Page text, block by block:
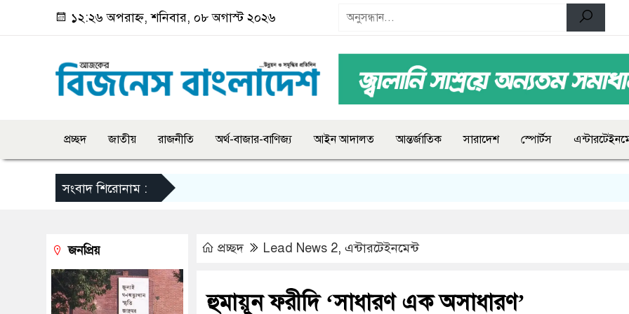
১২:২৬ অপরাহ্ন, শনিবার, ০৮ অগাস্ট ২০২৬
প্রচ্ছদ জাতীয় রাজনীতি অর্থ-বাজার-বাণিজ্য আইন আদালত আন্তর্জাতিক সারাদেশ স্পোর্টস
সংবাদ শিরোনাম :
প্রচ্ছদ Lead News 2, এন্টারটেইনমেন্ট
হুমায়ূন ফরীদি ‘সাধারণ এক অসাধারণ’
জনপ্রিয়